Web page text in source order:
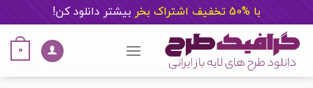
با %50 تخفیف اشتراک بخر بیشتر دانلود کن!
content
0